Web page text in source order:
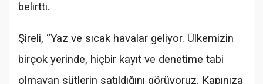
belirtti.
Şireli, “Yaz ve sıcak havalar geliyor. Ülkemizin
birçok yerinde, hiçbir kayıt ve denetime tabi
olmayan sütlerin satıldığını görüyoruz. Kapınıza